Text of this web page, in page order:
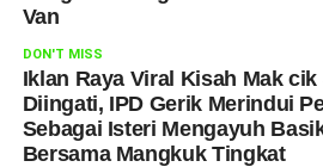
Van
DON'T MISS
Iklan Raya Viral Kisah Mak
Diingati, IPD Gerik Merindui
Sebagai Isteri Mengayuh
Bersama Mangkuk Tingkat